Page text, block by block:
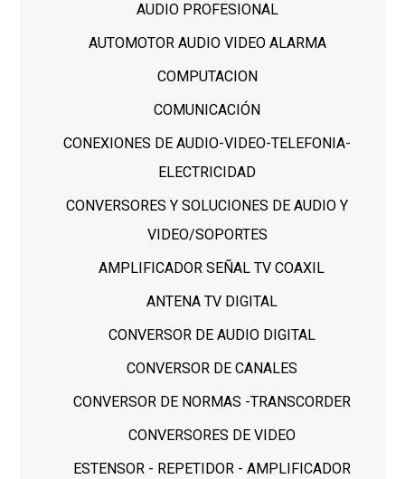
AUDIO PROFESIONAL
AUTOMOTOR AUDIO VIDEO ALARMA
COMPUTACION
COMUNICACIÓN
CONEXIONES DE AUDIO-VIDEO-TELEFONIA-
ELECTRICIDAD
CONVERSORES Y SOLUCIONES DE AUDIO Y
VIDEO/SOPORTES
AMPLIFICADOR SEÑAL TV COAXIL
ANTENA TV DIGITAL
CONVERSOR DE AUDIO DIGITAL
CONVERSOR DE CANALES
CONVERSOR DE NORMAS -TRANSCORDER
CONVERSORES DE VIDEO
ESTENSOR - REPETIDOR - AMPLIFICADOR